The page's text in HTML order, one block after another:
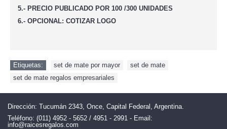
5.- PRECIO PUBLICADO POR 100 /300 UNIDADES
6.- OPCIONAL: COTIZAR LOGO
Etiquetas: set de mate por mayor set de mate
set de mate regalos empresariales
Dirección: Tucumán 2343, Once, Capital Federal, Argentina.
Teléfono: (011) 4952 - 5652 / 4951 - 2991 - Email:
info@raicesregalos.com